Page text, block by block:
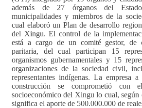
además de 27 órganos del
municipalidades y miembros de la
cual elaboró un Plan de desarrollo
del Xingu. El control de la
está a cargo de un comité gestor, de
paritaria, del cual participan 15
organismos gubernamentales y 15
organizaciones de la sociedad civil,
representantes indígenas. La empresa
construcción se comprometió con
socioeconómico del Xingu lo cual, según
significa el aporte de 500.000.000 de